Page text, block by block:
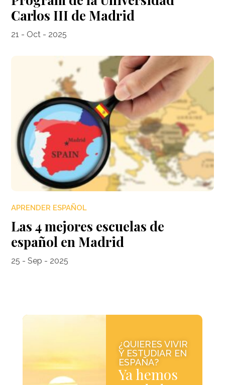
Carlos III de Madrid
21 - Oct - 2025
APRENDER ESPAÑOL
Las 4 mejores escuelas de
español en Madrid
25 - Sep - 2025
¿QUIERES VIVIR
Y ESTUDIAR EN
ESPAÑA?
Ya hemos